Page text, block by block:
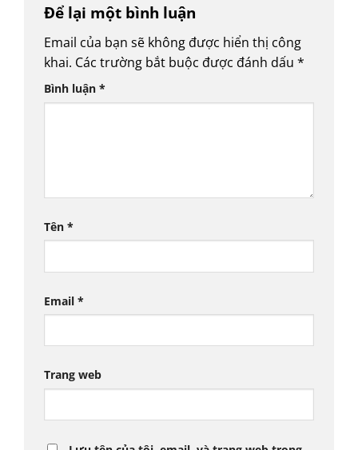
Để lại một bình luận
Email của bạn sẽ không được hiển thị công
khai. Các trường bắt buộc được đánh dấu *
Bình luận *
Tên *
Email *
Trang web